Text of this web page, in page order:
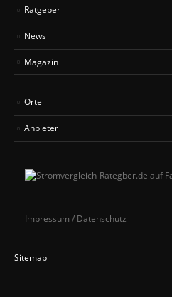
Ratgeber
News
Magazin
Orte
Anbieter
Impressum / Datenschutz
Sitemap